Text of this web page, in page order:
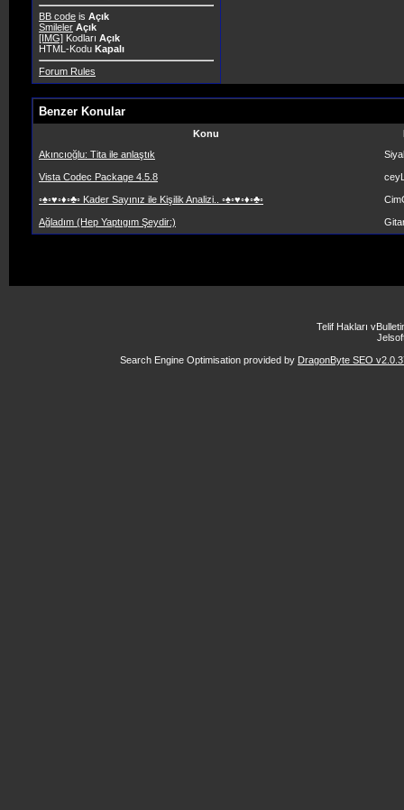
BB code is Açık
Smileler Açık
[IMG] Kodları Açık
HTML-Kodu Kapalı
Forum Rules
Benzer Konular
Konu
Akıncıoğlu: Tita ile anlaştık
Vista Codec Package 4.5.8
◦♠◦♥◦♦◦♣◦ Kader Sayınız ile Kişilik Analizi.. ◦♠◦♥◦♦◦♣◦
Ağladım (Hep Yaptıgım Şeydir:)
Telif Hakları
Search Engine Optimisation provided by DragonByte SEO